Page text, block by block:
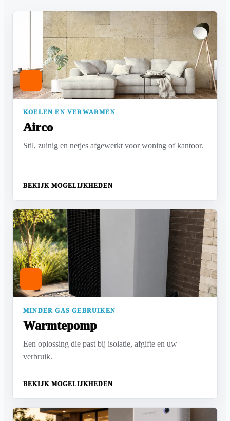
KOELEN EN VERWARMEN
Airco
Stil, zuinig en netjes afgewerkt voor woning of kantoor.
BEKIJK MOGELIJKHEDEN
MINDER GAS GEBRUIKEN
Warmtepomp
Een oplossing die past bij isolatie, afgifte en uw
verbruik.
BEKIJK MOGELIJKHEDEN